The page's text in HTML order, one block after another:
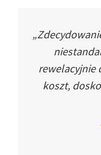
rewelacyjnie
koszt,